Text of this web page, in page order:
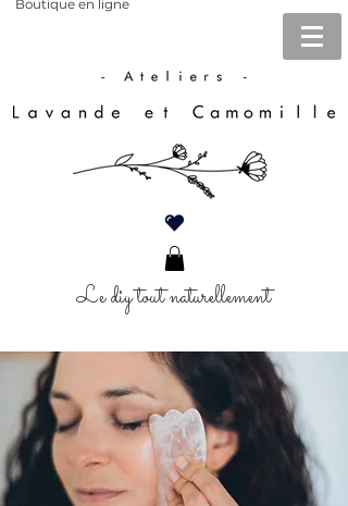
Boutique en ligne
Le diy tout naturellement